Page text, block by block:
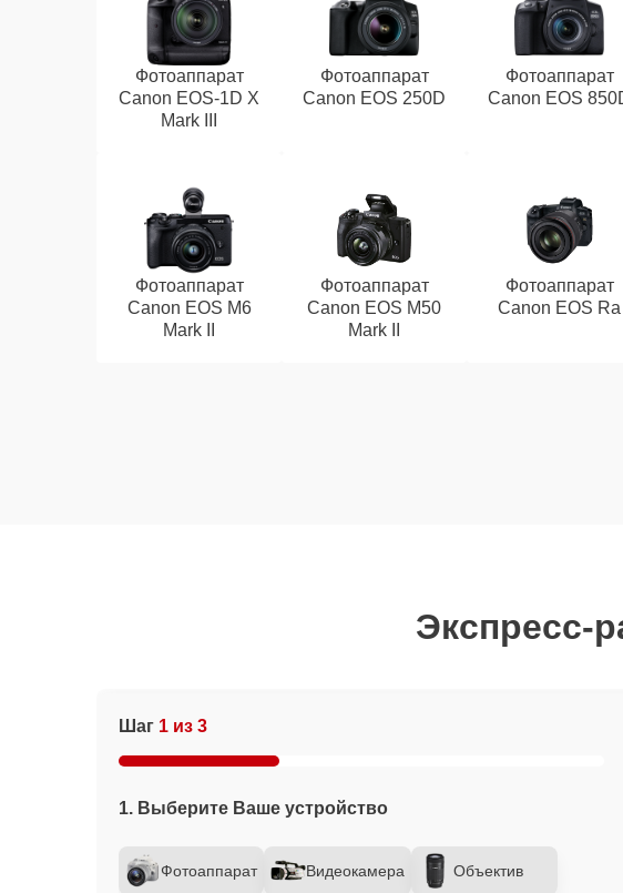
Фотоаппарат
Canon EOS‑1D X
Mark III
Фотоаппарат
Canon EOS 250D
Фотоаппарат
Canon EOS
Фотоаппарат
Canon EOS M6
Mark II
Фотоаппарат
Canon EOS M50
Mark II
Фотоаппарат
Canon EOS Ra
Экспресс-
Шаг 1 из 3
1. Выберите Ваше устройство
Фотоаппарат Видеокамера Объектив